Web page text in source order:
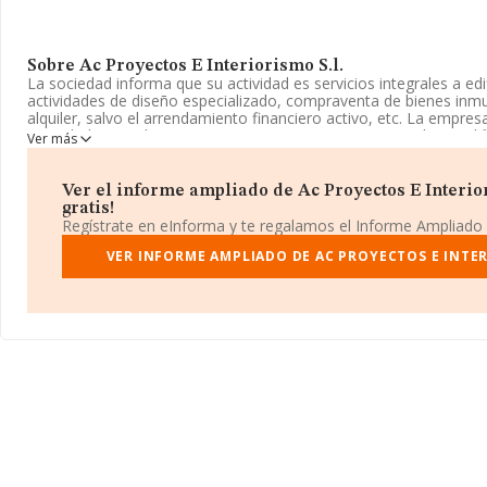
Sobre Ac Proyectos E Interiorismo S.l.
La sociedad informa que su actividad es servicios integrales a
actividades de diseño especializado, compraventa de bienes
alquiler, salvo el arrendamiento financiero activo, etc. La
Sociedad Limitada. Tiene CNAE: 8110 - 'Servicios integrales a
compañía no tiene actividad en mercados exteriores.
La empresa española Ac Proyectos e Interiorismo S.L,
fiscal en Pasaje De La Roca núm. 9, (08319), en el municipio de
Barcelona, Cataluña.
Con los datos a disposición de INFORMA sobre 4.397
la facturación en el ámbito nacional alcanza los 4.463 millones
ampliar la información relativa a las compañías, los empleados
Ver más
Ver el informe ampliado de Ac Proyectos E
gratis!
Regístrate en eInforma y te regalamos el Informe
VER INFORME AMPLIADO DE AC PROYECTOS E